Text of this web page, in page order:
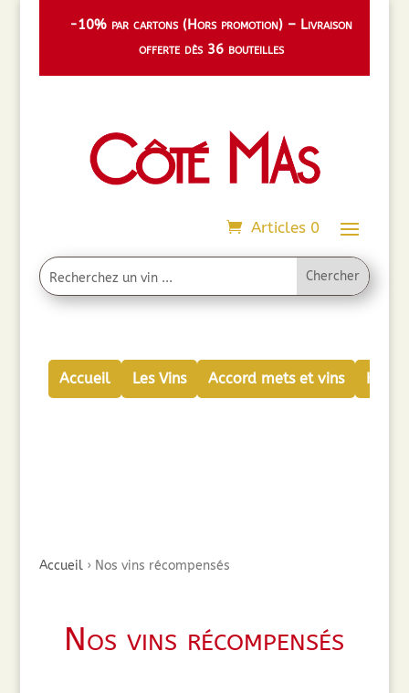
-10% par cartons (Hors promotion) – Livraison
offerte dès 36 bouteilles
Articles 0
Accueil Les Vins Accord mets et vins
Accueil› Nos vins récompensés
Nos vins récompensés